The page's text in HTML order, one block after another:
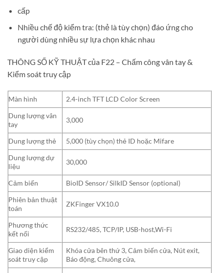
cấp
Nhiều chế độ kiểm tra: (thẻ là tùy chọn) đáo ứng cho
người dùng nhiều sự lựa chọn khác nhau
THÔNG SỐ KỸ THUẬT của F22 – Chấm công vân tay &
Kiểm soát truy cập
Màn hình
2.4-inch TFT LCD Color Screen
Dung lượng vân
tay
3,000
Dung lượng thẻ
5,000 (tùy chọn) thẻ ID hoặc Mifare
Dung lượng dự
liệu
30,000
Cảm biến
BioID Sensor/ SilkID Sensor (optional)
Phiên bản thuật
toán
ZKFinger VX10.0
Phương thức
kết nối
RS232/485, TCP/IP, USB-host,Wi-Fi
Giao diện kiểm
soát truy cập
Khóa cửa bên thứ 3, Cảm biến cửa, Nút exit,
Báo động, Chuông cửa,